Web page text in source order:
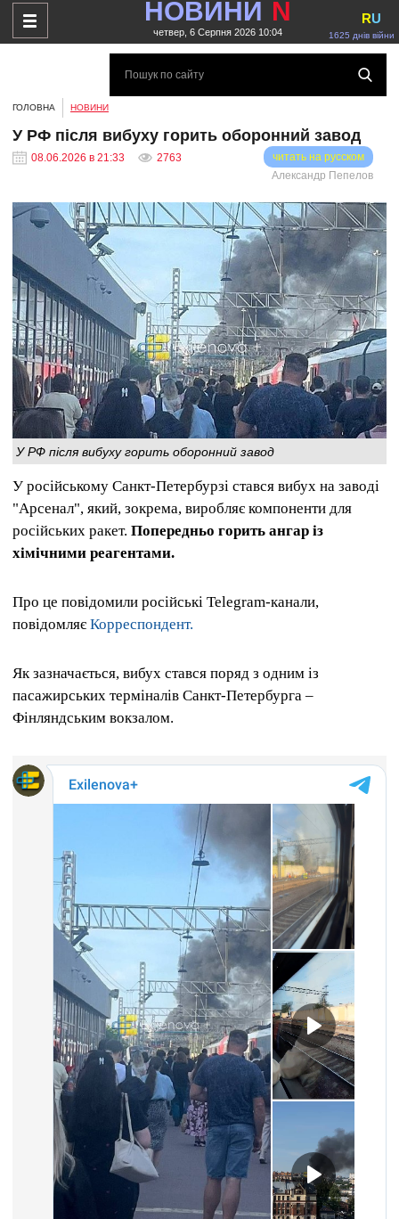
НОВИНИ N
четвер, 6 Серпня 2026 10:04 1625 днів війни
RU
ГОЛОВНА НОВИНИ
У РФ після вибуху горить оборонний завод
08.06.2026 в 21:33 2763
читать на русском
Александр Пепелов
У РФ після вибуху горить оборонний завод
У російському Санкт-Петербурзі стався вибух на заводі
"Арсенал", який, зокрема, виробляє компоненти для
російських ракет. Попередньо горить ангар із
хімічними реагентами.
Про це повідомили російські Telegram-канали,
повідомляє Корреспондент.
Як зазначається, вибух стався поряд з одним із
пасажирських терміналів Санкт-Петербурга –
Фінляндським вокзалом.